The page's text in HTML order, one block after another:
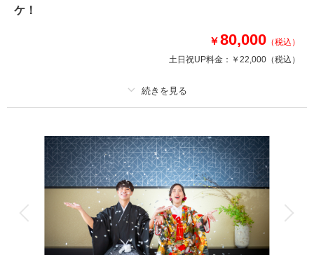
写真前撮と披露宴中の上映オープニングムービーとしてご利用いただけるプ
写真データは130カット納品。新郎新婦様の衣裳は差額無で着用できる他、
美容一式/衣装小物/撮影アイテム。移動費なども全て込々の安心充実プラン
撮影場所：偕楽園（茨城）
相談予約する
来店・オンライン
撮影日の空き
を確認する
ケ！
￥80,000 （税込）
土日祝UP料金： ￥22,000 （税込）
撮影料 新婦衣装1着 新郎衣装1着
着付け ヘアメイク 小物一式
アルバム データ 130 カット 台紙付写真
衣装追加 会食
家族用衣装レンタル ペットと撮影
その他含むもの